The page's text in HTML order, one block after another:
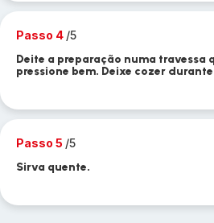
Passo 4 /5
Deite a preparação numa travessa
pressione bem. Deixe cozer
Passo 5 /5
Sirva quente.